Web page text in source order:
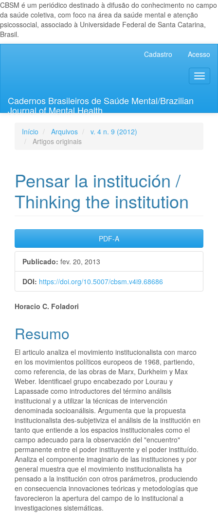
CBSM é um periódico destinado à difusão do conhecimento no campo
da saúde coletiva, com foco na área da saúde mental e atenção
psicossocial, associado à Universidade Federal de Santa Catarina,
Brasil.
Lateral
Cadastro Acesso
Cadernos Brasileiros de Saúde Mental/Brazilian
Journal of Mental Health
Início Arquivos
v. 4 n. 9 (2012)
Artigos originais
Pensar la institución /
Thinking the institution
Barra
lateral
de
artigos
PDF-A
Publicado: fev. 20, 2013
DOI: https://doi.org/10.5007/cbsm.v4i9.68686
Conteúdo
do
artigo
principal
Horacio C. Foladori
Resumo
El articulo analiza el movimiento institucionalista con marco
en los movimientos políticos europeos de 1968, partiendo,
como referencia, de las obras de Marx, Durkheim y Max
Weber. Identificael grupo encabezado por Lourau y
Lapassade como introductores del término análisis
institucional y a utilizar la técnicas de intervención
denominada socioanálisis. Argumenta que la propuesta
institucionalista des-subjetiviza el análisis de la institución en
tanto que entiende a los espacios institucionales como el
campo adecuado para la observación del "encuentro"
permanente entre el poder instituyente y el poder instituído.
Analiza el componente imaginario de las instituciones y por
general muestra que el movimiento institucionalista ha
pensado a la institución con otros parámetros, produciendo
en consecuencia innovaciones teóricas y metodologías que
favorecieron la apertura del campo de lo institucional a
investigaciones sistemáticas.